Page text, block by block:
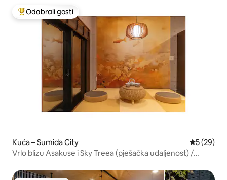
Među najviše rangiranima s oznakom „Odabrali gosti”
Odabrali gosti
Kuća – Sumida City Prosječna
5 (29)
Vrlo blizu Asakuse i Sky Treea (pješačka udaljenost) /
minuta pješice do najbliže stanice / 1. kat